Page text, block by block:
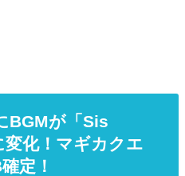
BGMが「Sis
化！マギカクエ
定！